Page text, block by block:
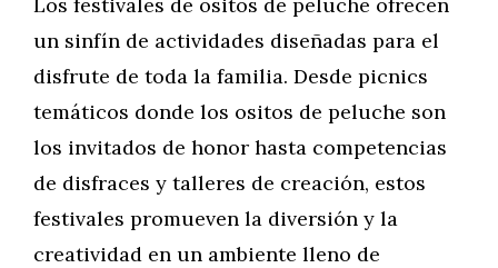
un sinfín de actividades diseñadas para el
disfrute de toda la familia. Desde picnics
temáticos donde los ositos de peluche son
los invitados de honor hasta competencias
de disfraces y talleres de creación, estos
festivales promueven la diversión y la
creatividad en un ambiente lleno de